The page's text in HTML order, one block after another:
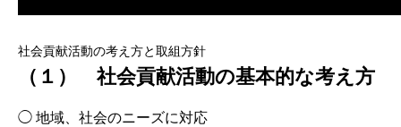
社会貢献活動の考え方と取組方針
（１） 社会貢献活動の基本的な考え方
◯ 地域、社会のニーズに対応